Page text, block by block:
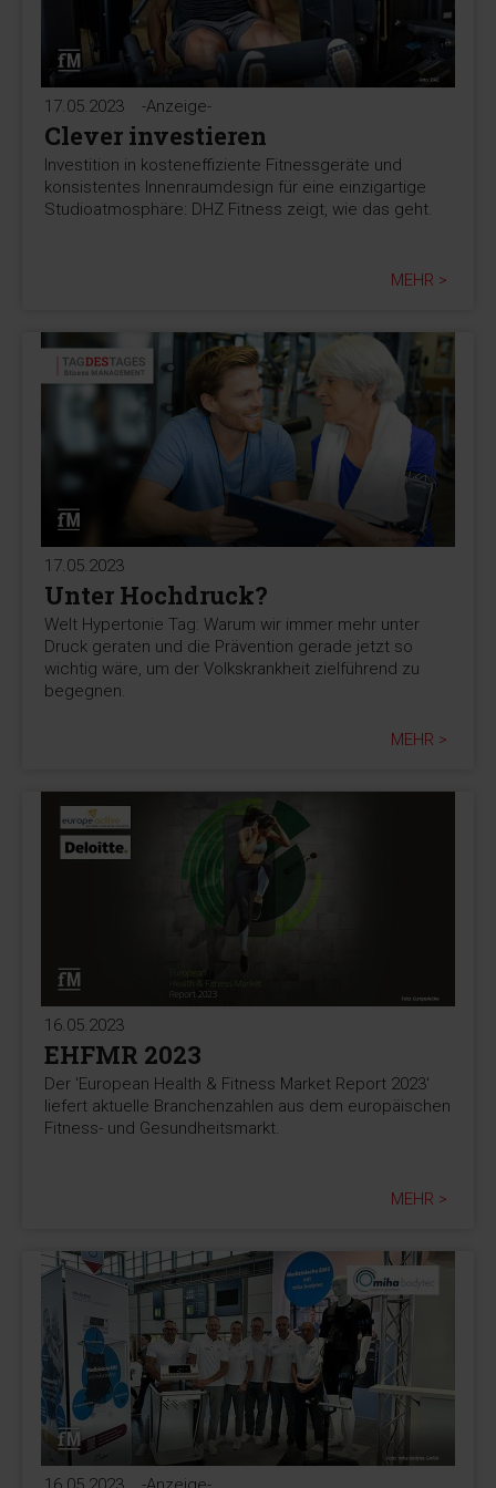
17.05.2023 -Anzeige-
Clever investieren
Investition in kosteneffiziente Fitnessgeräte und
konsistentes Innenraumdesign für eine einzigartige
Studioatmosphäre: DHZ Fitness zeigt, wie das geht.
MEHR >
17.05.2023
Unter Hochdruck?
Welt Hypertonie Tag: Warum wir immer mehr unter
Druck geraten und die Prävention gerade jetzt so
wichtig wäre, um der Volkskrankheit zielführend zu
begegnen.
MEHR >
16.05.2023
EHFMR 2023
Der 'European Health & Fitness Market Report 2023'
liefert aktuelle Branchenzahlen aus dem europäischen
Fitness- und Gesundheitsmarkt.
MEHR >